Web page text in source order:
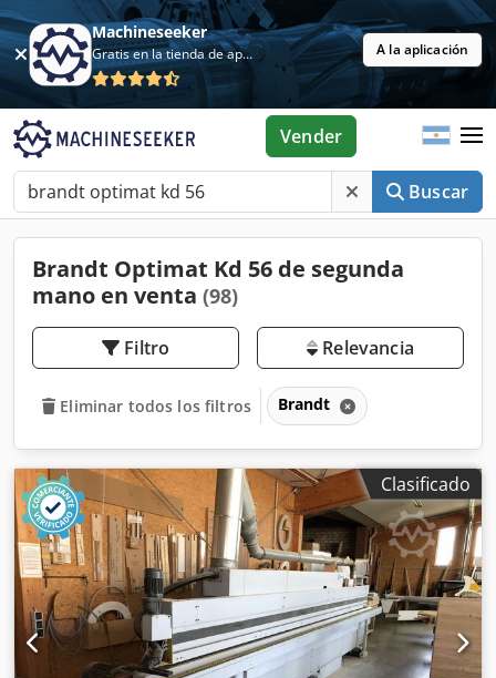
Machineseeker
Gratis en la tienda de aplicaciones A la aplicación
Buscar
Vender
Brandt Optimat Kd 56 de segunda
mano en venta (98)
Filtro Relevancia
Eliminar todos los filtros Brandt
Clasificado